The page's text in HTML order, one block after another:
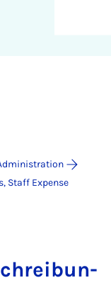
Staff Expense